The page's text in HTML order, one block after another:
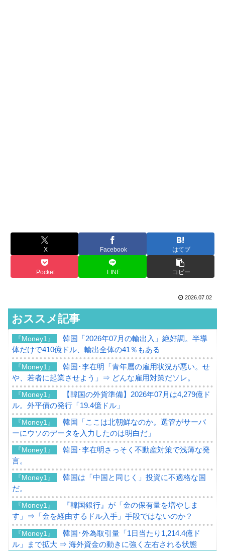
X Facebook はてブ
Pocket LINE コピー
2026.07.02
おススメ記事
『Money1』
韓国「2026年07月の輸出入」絶好調。半導
体だけで410億ドル、輸出全体の41％もある
『Money1』
韓国･李在明「青年層の雇用状況が悪い。せ
や、若者に起業させよう」⇒ どんな雇用対策だソレ。
『Money1』
【韓国の外貨準備】2026年07月は4,279億ド
ル。外平債の発行「19.4億ドル」
『Money1』
韓国「ここは北朝鮮なのか。選管がサーバ
ーにウソのデータを入力したのは明白だ」
『Money1』
韓国･李在明さっそく不動産対策で浅薄な発
言。
『Money1』
韓国は「中国と同じく」投資に不適格な国
だ。
『Money1』
『韓国銀行』が「金の保有量を増やしま
す」⇒「金を経由するドル入手」手段ではないのか？
『Money1』
韓国･外為取引量「1日当たり1,214.4億ド
ル」まで拡大 ⇒ 海外資金の動きに強く左右される状態